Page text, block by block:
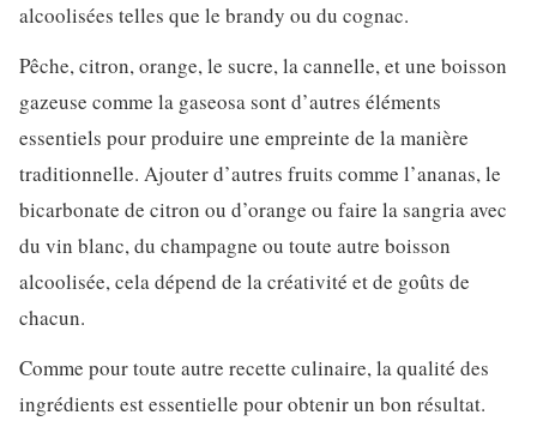
alcoolisées telles que le brandy ou du cognac.
Pêche, citron, orange, le sucre, la cannelle, et une boisson
gazeuse comme la gaseosa sont d’autres éléments
essentiels pour produire une empreinte de la manière
traditionnelle. Ajouter d’autres fruits comme l’ananas, le
bicarbonate de citron ou d’orange ou faire la sangria avec
du vin blanc, du champagne ou toute autre boisson
alcoolisée, cela dépend de la créativité et de goûts de
chacun.
Comme pour toute autre recette culinaire, la qualité des
ingrédients est essentielle pour obtenir un bon résultat.